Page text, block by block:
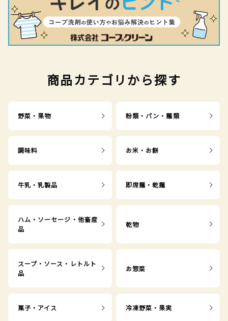
商品カテゴリから探す
野菜・果物 粉類・パン・麺類
調味料 お米・お餅
牛乳・乳製品 即席麺・乾麺
ハム・ソーセージ・他畜産
品
乾物
スープ・ソース・レトルト
品
お惣菜
菓子・アイス 冷凍野菜・果実